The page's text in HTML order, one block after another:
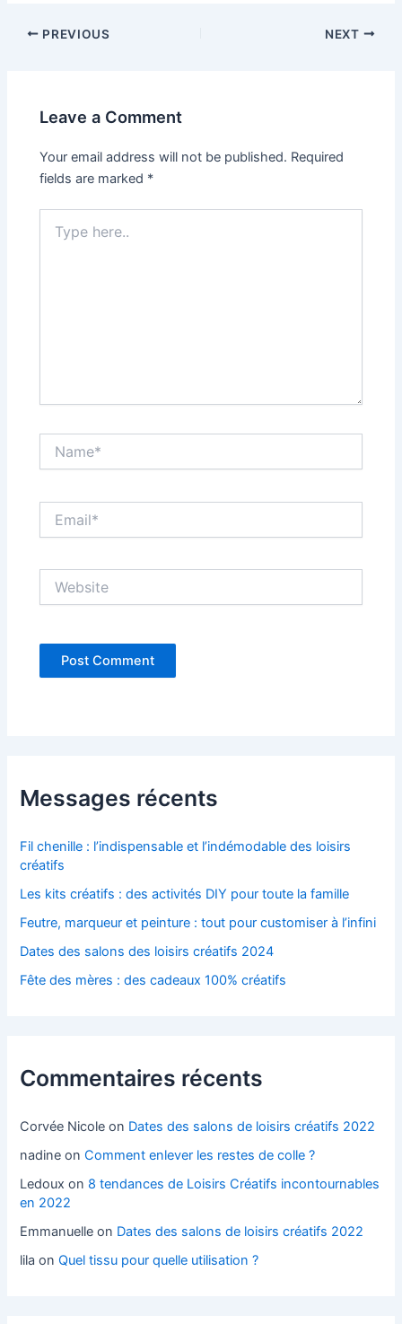
Post
PREVIOUS NEXT
Leave a Comment
Your email address will not be published. Required
fields are marked *
here..
Messages récents
Fil chenille : l’indispensable et l’indémodable des loisirs
créatifs
Les kits créatifs : des activités DIY pour toute la famille
Feutre, marqueur et peinture : tout pour customiser à l’infini
Dates des salons des loisirs créatifs 2024
Fête des mères : des cadeaux 100% créatifs
Commentaires récents
Corvée Nicole on Dates des salons de loisirs créatifs 2022
nadine onComment enlever les restes de colle ?
Ledoux on 8 tendances de Loisirs Créatifs incontournables
en 2022
Emmanuelle on Dates des salons de loisirs créatifs 2022
lila onQuel tissu pour quelle utilisation ?